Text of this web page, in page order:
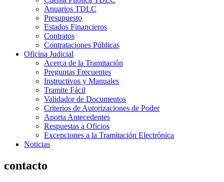
Anuarios TDLC
Presupuesto
Estados Financieros
Contratos
Contrataciones Públicas
Oficina Judicial
Acerca de la Tramitación
Preguntas Frecuentes
Instructivos y Manuales
Tramite Fácil
Validador de Documentos
Criterios de Autorizaciones de Poder
Aporta Antecedentes
Respuestas a Oficios
Excepciones a la Tramitación Electrónica
Noticias
contacto